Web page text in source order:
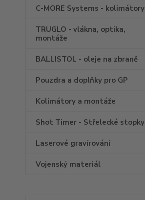
C-MORE Systems - kolimátory
TRUGLO - vlákna, optika,
montáže
BALLISTOL - oleje na zbraně
Pouzdra a doplňky pro GP
Kolimátory a montáže
Shot Timer - Střelecké stopky
Laserové gravírování
Vojenský materiál